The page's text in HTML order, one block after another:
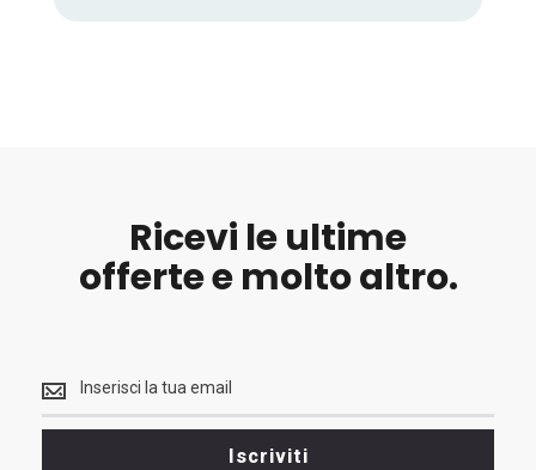
Ricevi le ultime
offerte e molto altro.
le
ultime
<br>
Iscriviti